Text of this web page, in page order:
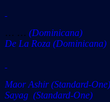
… …
De La Roza (Dominicana)
Maor Ashir
Sayag (Standard-One)